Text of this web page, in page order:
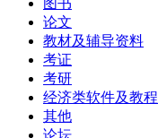
论文
教材及辅导资料
考证
考研
经济类软件及教程
其他
论坛